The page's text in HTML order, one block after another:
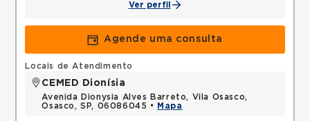
Ver perfil
Agende uma consulta
Locais de Atendimento
CEMED Dionísia
Avenida Dionysia Alves Barreto, Vila Osasco,
Osasco, SP, 06086045 •
Mapa